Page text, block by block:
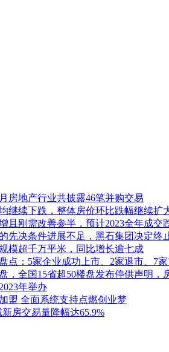
房地产行业共披露46笔并购交易
继续下跌，整体房价环比跌幅继续扩
且刚需改善参半，预计2023全年成交
先决条件进展不足，黑石集团决定终
模超千万平米，同比增长逾七成
点：5家企业成功上市、2家退市、7
，全国15省超50楼盘发布停供声明，
年举办
盟 全面系统支持点燃创业梦
新房交易量降幅达65.9%